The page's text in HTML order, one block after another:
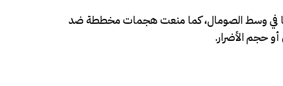
في وسط الصومال، كما منعت هجمات مخططة ضد
حجم الأضرار.